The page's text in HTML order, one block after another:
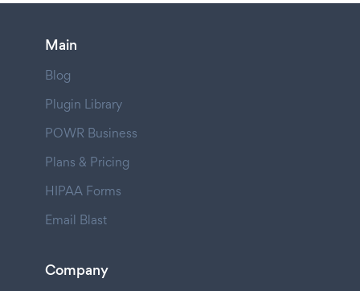
Main
Blog
Plugin Library
POWR Business
Plans & Pricing
HIPAA Forms
Email Blast
Company